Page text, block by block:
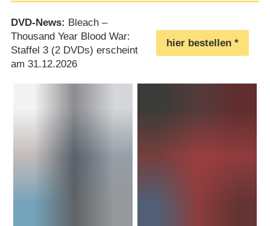
DVD-News: Bleach –
Thousand Year Blood War:
Staffel 3 (2 DVDs) erscheint
am 31.12.2026
hier bestellen